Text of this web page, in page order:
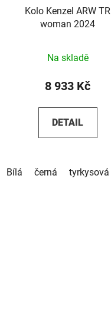
Kolo Kenzel ARW TR
woman 2024
Na skladě
8 933 Kč
DETAIL
Bílá černá tyrkysová